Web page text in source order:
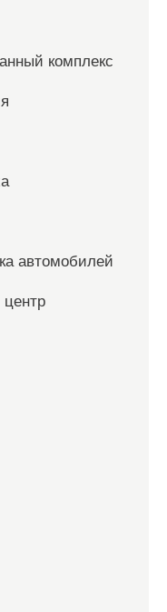
комплекс
автомобилей
центр